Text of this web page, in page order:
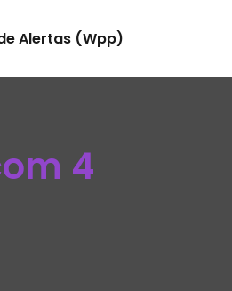
Alertas (Wpp)
4